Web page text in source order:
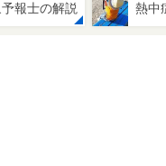
報士の解説 熱中